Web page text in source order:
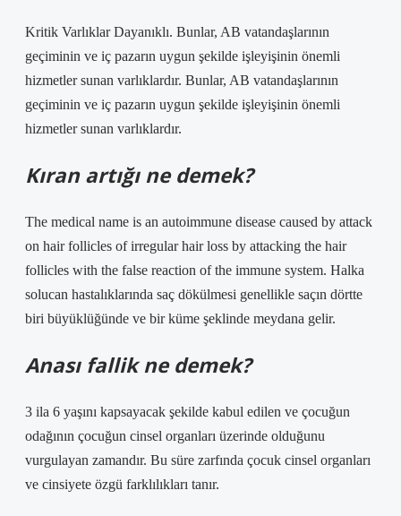
Kritik Varlıklar Dayanıklı. Bunlar, AB vatandaşlarının
geçiminin ve iç pazarın uygun şekilde işleyişinin önemli
hizmetler sunan varlıklardır. Bunlar, AB vatandaşlarının
geçiminin ve iç pazarın uygun şekilde işleyişinin önemli
hizmetler sunan varlıklardır.
Kıran artığı ne demek?
The medical name is an autoimmune disease caused by attack
on hair follicles of irregular hair loss by attacking the hair
follicles with the false reaction of the immune system. Halka
solucan hastalıklarında saç dökülmesi genellikle saçın dörtte
biri büyüklüğünde ve bir küme şeklinde meydana gelir.
Anası fallik ne demek?
3 ila 6 yaşını kapsayacak şekilde kabul edilen ve çocuğun
odağının çocuğun cinsel organları üzerinde olduğunu
vurgulayan zamandır. Bu süre zarfında çocuk cinsel organları
ve cinsiyete özgü farklılıkları tanır.